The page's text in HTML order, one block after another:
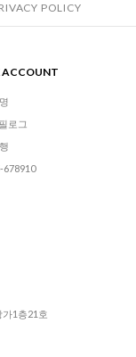
POLICY
ACCOUNT
로그
678910
가1층21호